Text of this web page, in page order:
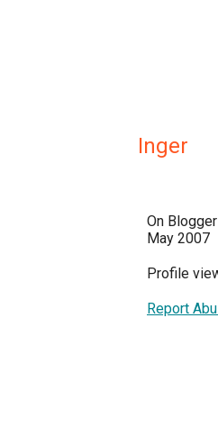
Inger
On
May 2007
Profile
Report